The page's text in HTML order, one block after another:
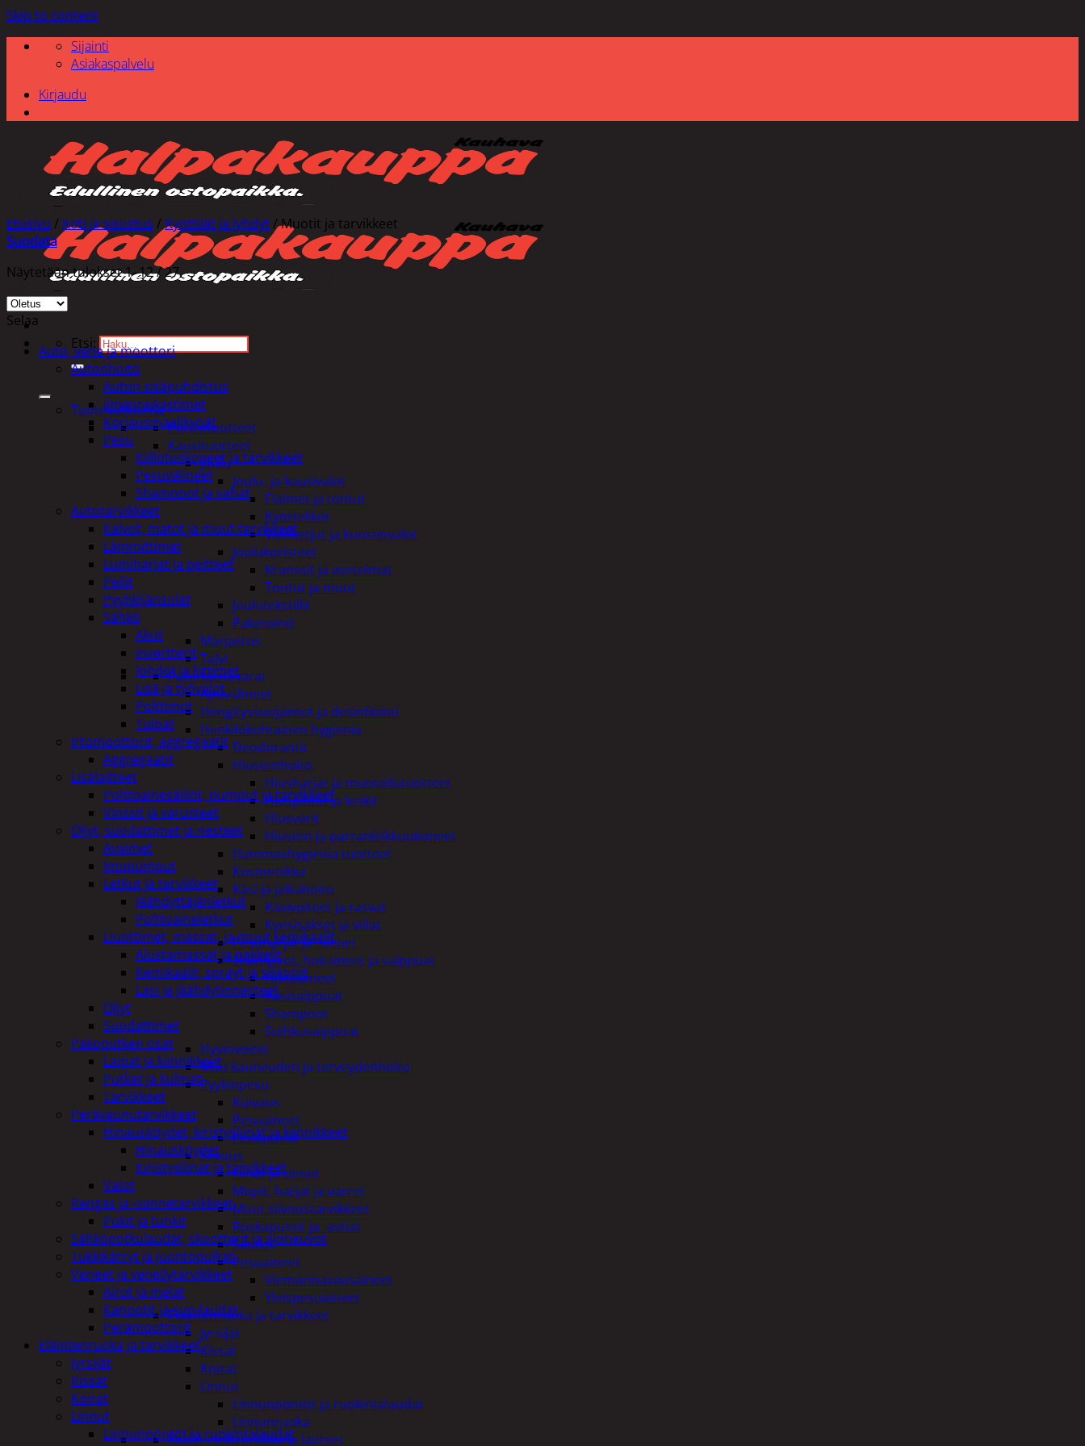
Skip to content
Sijainti
Asiakaspalvelu
Kirjaudu
Etsi:
Tuotevalikoima
Poistotuotteet
Kausituotteet
Joulu
Joulu- ja kausivalot
Eläimet ja tontut
Kyntteliköt
Valoketjut ja kuusenvalot
Joulukoristeet
Kranssit ja asetelmat
Tontut ja muut
Joulutekstiilit
Paketointi
Marjastus
Talvi
Päivittäistavarat
Apuvälineet
Hengityssuojaimet ja desinfiointi
Henkilökohtainen hygienia
Deodorantit
Hiustenhoito
Hiusharjat ja muotoilutuotteet
Hiuspinnit ja lenkit
Hiusvärit
Hiusten ja parranleikkuukoneet
Hammashygienia tuotteet
Kosmetiikka
Käsi ja jalkahoito
Käsivoiteet ja rasvat
Kynsisakset ja viilat
Pesuharjat ja -sienet
Shampoot, hoitaineet ja saippuat
Hoitoaineet
Käsisaippuat
Shampoot
Suihkusaippuat
Hyvinvointi
Muu kauneuden ja terveydenhoito
Pyykinpesu
Kuivaus
Pesuaineet
Pesupussit
Siivous
Liinat ja sienet
Mopit, harjat ja varret
Muut siivoustarvikkeet
Roskapussit ja -astiat
Sankot
Pesuaineet
Viemärinavausaineet
Yleispesuaineet
Eläintenruoka ja tarvikkeet
Jyrsijät
Kissat
Koirat
Linnut
Linnunpöntöt ja ruokintalaudat
Linnunruoka
Kodin elektroniikka ja laitteet
Etusivu / Koti ja sisustus / Kynttilät ja lyhdyt /Muotit ja tarvikkeet
Suodata
Näytetään tulokset 1–12 / 27
Selaa
Auto, vene ja moottori
Autonhoito
Auton sisäpuhdistus
ilmanraikastimet
Korjausmaalikynät
Pesu
Kiillotuskoneet ja tarvikkeet
Pesuvälineet
Shampoot ja vahat
Autotarvikkeet
Kalvot, matot ja muut tarvikkeet
Lämmittimet
Lumiharjat ja peitteet
Peilit
Pyyhkijänsulat
Sähkö
Akut
invertterit
Johdot ja liittimet
Lisä ja työvalot
Polttimot
Tulpat
Irtomoottorit, aggregaatit
Aggregaatit
Lisälaitteet
Polttoainesäiliöt, pumput ja tarvikkeet
Vinssit ja varusteet
Öljyt, suodattimet ja nesteet
Avaimet
Imupumput
Letkut ja tarvikkeet
Jäähdyttäjänletkut
Polttoaineletkut
Liuottimet, massat, ja muut kemikaalit
Alustamassat ja pakkelit
Kemikaalit, sprayt ja silikonit
Lasi ja jäähdytinnesteet
Öljyt
Suodattimet
Pakoputken osat
Laipat ja kiinnikkeet
Putket ja kulmat
Tarvikkeet
Perävaunutarvikkeet
Hinausköydet, kiristysliinat ja kiinnikkeet
Hinausköydet
Kiristysliinat ja tarvikkeet
Valot
Rengas ja -vannetarvikkeet
Pukit ja tunkit
Sähköpotkulaudat, skootterit ja ajoneuvot
Tukkikärryt ja juontopulkat
Veneet ja veneilytarvikkeet
Airot ja melat
Kanootit ja sup-laudat
Perämoottorit
Eläintenruoka ja tarvikkeet
Jyrsijät
Kissat
Koirat
Linnut
Linnunpöntöt ja ruokintalaudat